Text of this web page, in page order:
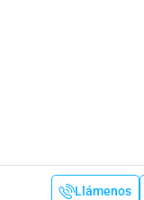
Llámenos